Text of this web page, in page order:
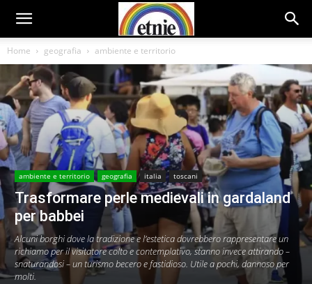
Home geografia ambiente e territorio
ambiente e territorio geografia italia toscani
Trasformare perle medievali in gardaland
per babbei
Alcuni borghi dove la tradizione e l’estetica dovrebbero rappresentare un
richiamo per il visitatore colto e contemplativo, stanno invece attirando –
snaturandosi – un turismo becero e fastidioso. Utile a pochi, dannoso per
molti.